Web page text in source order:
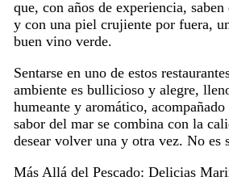
que, con años de experiencia,
y con una piel crujiente por fuera,
buen vino verde.
Sentarse en uno de estos
ambiente es bullicioso y alegre,
humeante y aromático,
sabor del mar se combina con la
desear volver una y otra vez. No
Más Allá del Pescado: Delicias